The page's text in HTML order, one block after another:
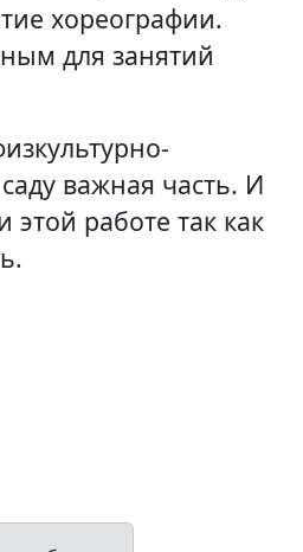
хореографии.
для занятий
важная часть. И
работе так как